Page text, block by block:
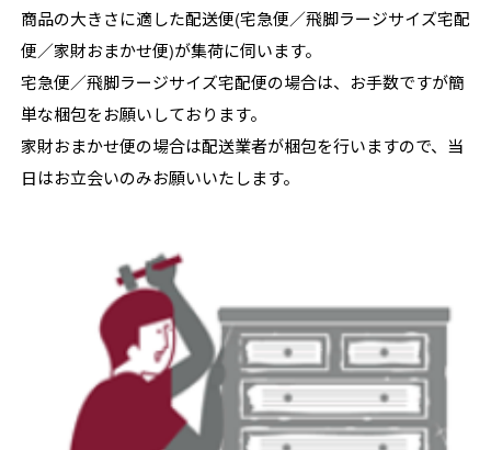
商品の大きさに適した配送便(宅急便／飛脚ラージサイズ宅配
便／家財おまかせ便)が集荷に伺います。
宅急便／飛脚ラージサイズ宅配便の場合は、お手数ですが簡
単な梱包をお願いしております。
家財おまかせ便の場合は配送業者が梱包を行いますので、当
日はお立会いのみお願いいたします。